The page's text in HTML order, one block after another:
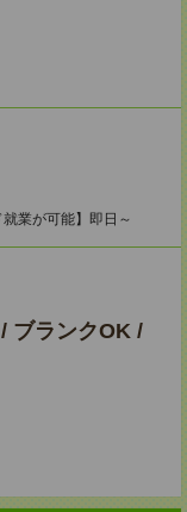
業が可能】即日～
ブランクOK /